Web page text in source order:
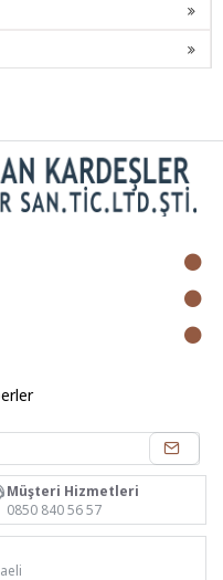
Müşteri Hizmetleri
0850 840 56 57